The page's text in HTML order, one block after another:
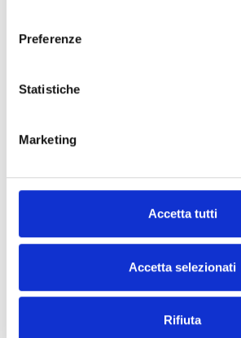
Preferenze
Statistiche
Marketing
Accetta tutti
Accetta selezionati
Rifiuta
ESPLORA LE ALTRE